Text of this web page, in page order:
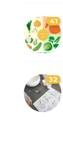
41
32